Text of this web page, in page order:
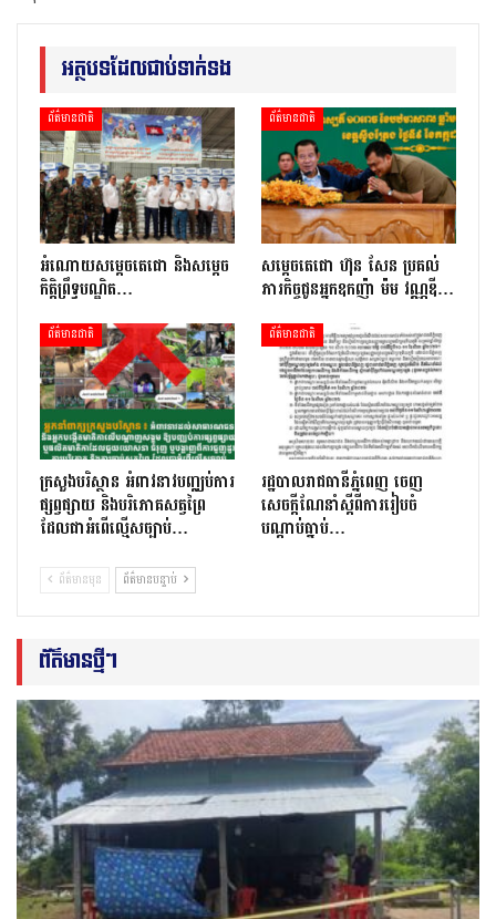
អត្ថបទដែលជាប់ទាក់ទង
ព័ត៌មានជាតិ
អំណោយសម្តេចតេជោ និងសម្តេច
កិត្តិព្រឹទ្ធបណ្ឌិត…
ព័ត៌មានជាតិ
សម្តេចតេជោ ហ៊ុន សែន ប្រគល់
ភារកិច្ចជូនអ្នកឧកញ៉ា ម៉ម វណ្ណឌី…
ព័ត៌មានជាតិ
ក្រសួងបរិស្ថាន អំពាវនាវបញ្ឈប់ការ
ផ្សព្វផ្សាយ និងបរិភោគសត្វព្រៃ
ដែលជាអំពើល្មើសច្បាប់…
ព័ត៌មានជាតិ
រដ្ឋបាលរាជធានីភ្នំពេញ ចេញ
សេចក្ដីណែនាំស្ដីពីការរៀបចំ
បណ្ដាប់ធ្នាប់…
ព័ត៌មានមុន ព័ត៌មានបន្ទាប់
ព័ត៌មានថ្មីៗ